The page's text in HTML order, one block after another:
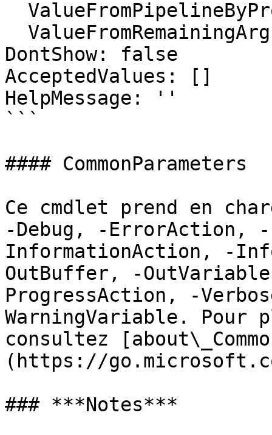
DontShow: false
AcceptedValues: []
HelpMessage: ''
```
#### CommonParameters
Ce cmdlet prend en
-Debug, -ErrorAction,
InformationAction, -
OutBuffer, -
ProgressAction, -
WarningVariable. Pour
consultez
(https://
### ***Notes***